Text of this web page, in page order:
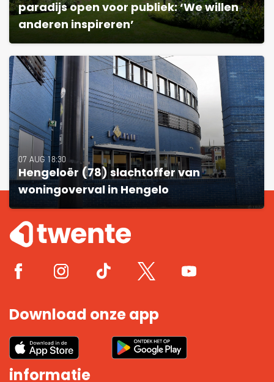
paradijs open voor publiek: ‘We willen
anderen inspireren’
07 AUG 18:30
Hengeloër (78) slachtoffer van
woningoverval in Hengelo
Download onze app
informatie